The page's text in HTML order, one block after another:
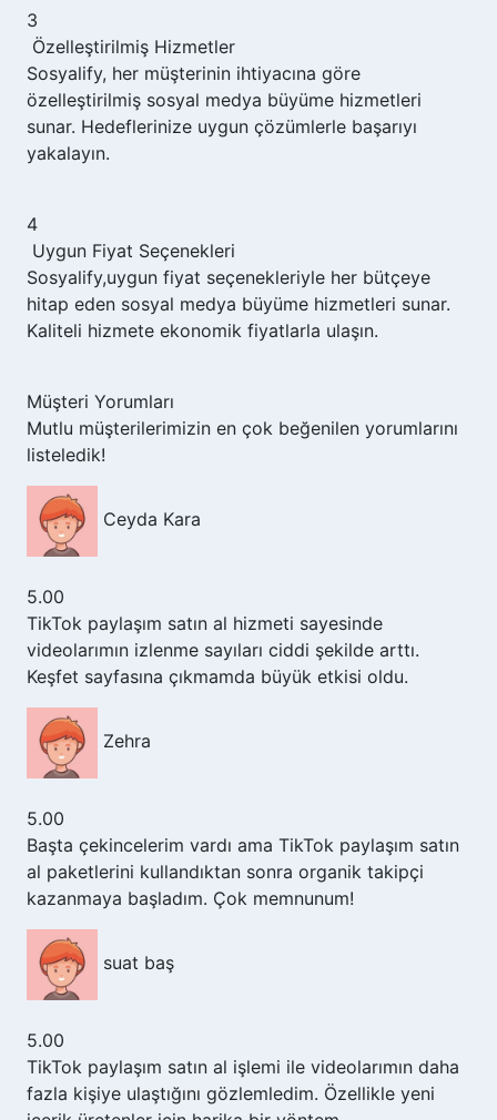
3
Özelleştirilmiş Hizmetler
Sosyalify, her müşterinin ihtiyacına göre
özelleştirilmiş sosyal medya büyüme hizmetleri
sunar. Hedeflerinize uygun çözümlerle başarıyı
yakalayın.
4
Uygun Fiyat Seçenekleri
Sosyalify,uygun fiyat seçenekleriyle her bütçeye
hitap eden sosyal medya büyüme hizmetleri sunar.
Kaliteli hizmete ekonomik fiyatlarla ulaşın.
Müşteri Yorumları
Mutlu müşterilerimizin en çok beğenilen yorumlarını
listeledik!
Ceyda Kara
5.00
TikTok paylaşım satın al hizmeti sayesinde
videolarımın izlenme sayıları ciddi şekilde arttı.
Keşfet sayfasına çıkmamda büyük etkisi oldu.
Zehra
5.00
Başta çekincelerim vardı ama TikTok paylaşım satın
al paketlerini kullandıktan sonra organik takipçi
kazanmaya başladım. Çok memnunum!
suat baş
5.00
TikTok paylaşım satın al işlemi ile videolarımın daha
fazla kişiye ulaştığını gözlemledim. Özellikle yeni